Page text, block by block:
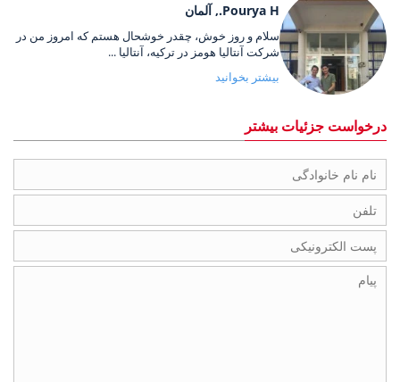
Pourya H., آلمان
سلام و روز خوش، چقدر خوشحال هستم که امروز من در
شرکت آنتالیا هومز در ترکیه، آنتالیا ...
بیشتر بخوانید
درخواست جزئیات بیشتر